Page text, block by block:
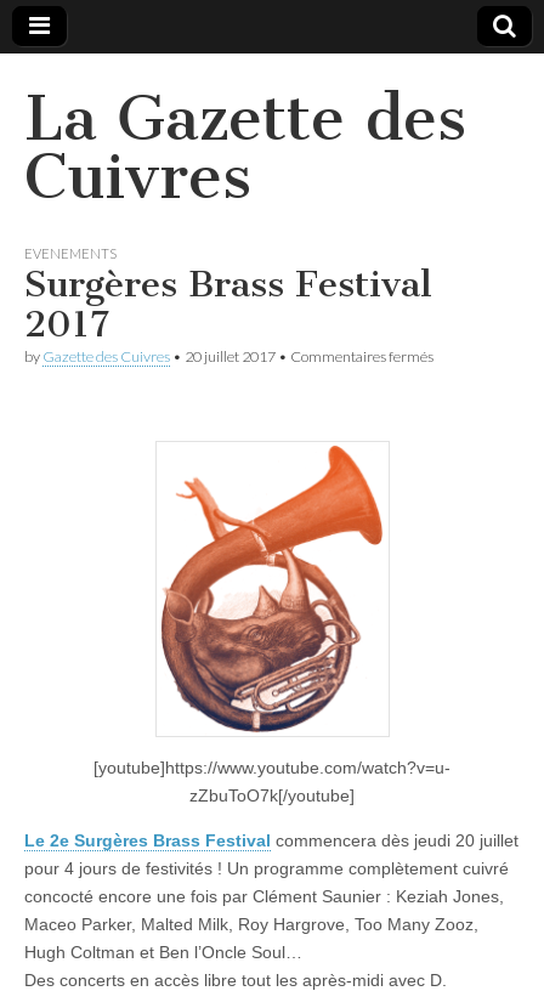
La Gazette des
Cuivres
EVENEMENTS
Surgères Brass Festival
2017
by Gazette des Cuivres • 20 juillet 2017 • Commentaires ferméssur
[youtube]https://www.youtube.com/watch?v=u-
zZbuToO7k[/youtube]
Le 2e Surgères Brass Festival commencera dès jeudi 20 juillet
pour 4 jours de festivités ! Un programme complètement cuivré
concocté encore une fois par Clément Saunier : Keziah Jones,
Maceo Parker, Malted Milk, Roy Hargrove, Too Many Zooz,
Hugh Coltman et Ben l’Oncle Soul…
Des concerts en accès libre tout les après-midi avec D.